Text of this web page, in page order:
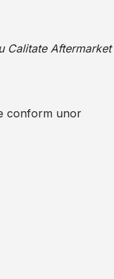
Calitate Aftermarket
conform unor